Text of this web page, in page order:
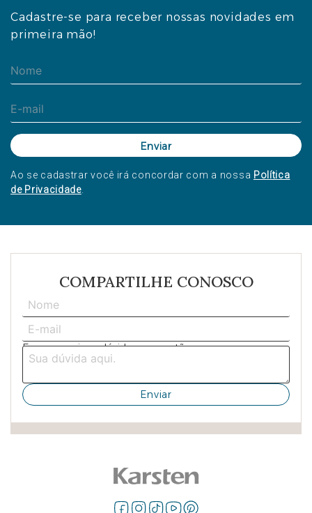
Cadastre-se para receber nossas novidades em
primeira mão!
Ao se cadastrar você irá concordar com a nossa Política
de Privacidade.
COMPARTILHE CONOSCO
Escreva aqui sua dúvida ou sugestão: